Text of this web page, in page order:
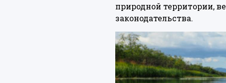
природной территории,
законодательства.